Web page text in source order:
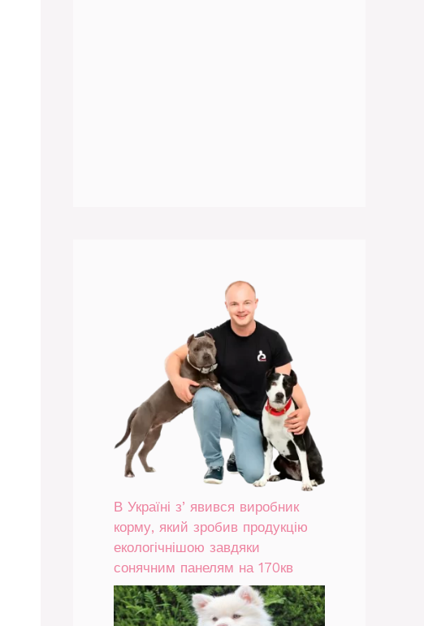
В Україні зʼявився виробник
корму, який зробив продукцію
екологічнішою завдяки
сонячним панелям на 170кв